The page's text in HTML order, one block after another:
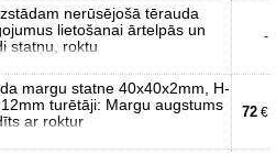
nerūsējošā tērauda
lietošanai ārtelpās un
statņu, roktu
-
margu statne 40x40x2mm, H-
turētāji: Margu augstums
ar roktur
72 €